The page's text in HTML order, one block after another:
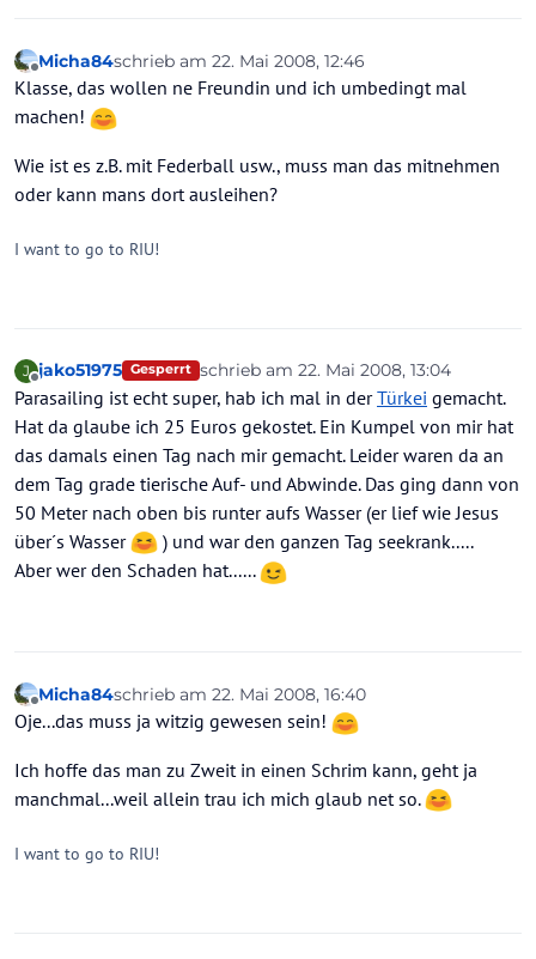
Offline
Micha84schrieb am 22. Mai 2008, 12:46
zuletzt editiert von
Klasse, das wollen ne Freundin und ich umbedingt mal
machen!
Wie ist es z.B. mit Federball usw., muss man das mitnehmen
oder kann mans dort ausleihen?
I want to go to RIU!
J
Offline
jako51975 Gesperrt schrieb am 22. Mai 2008, 13:04
zuletzt editiert von
Parasailing ist echt super, hab ich mal in derTürkei gemacht.
Hat da glaube ich 25 Euros gekostet. Ein Kumpel von mir hat
das damals einen Tag nach mir gemacht. Leider waren da an
dem Tag grade tierische Auf- und Abwinde. Das ging dann von
50 Meter nach oben bis runter aufs Wasser (er lief wie Jesus
über´s Wasser
) und war den ganzen Tag seekrank.....
Aber wer den Schaden hat......
Offline
Micha84schrieb am 22. Mai 2008, 16:40
zuletzt editiert von
Oje...das muss ja witzig gewesen sein!
Ich hoffe das man zu Zweit in einen Schrim kann, geht ja
manchmal...weil allein trau ich mich glaub net so.
I want to go to RIU!